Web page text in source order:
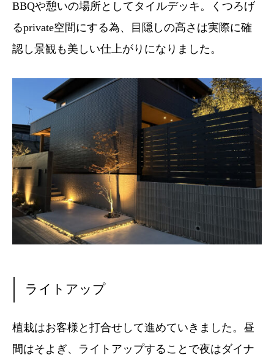
BBQや憩いの場所としてタイルデッキ。くつろげ
るprivate空間にする為、目隠しの高さは実際に確
認し景観も美しい仕上がりになりました。
ライトアップ
植栽はお客様と打合せして進めていきました。昼
間はそよぎ、ライトアップすることで夜はダイナ